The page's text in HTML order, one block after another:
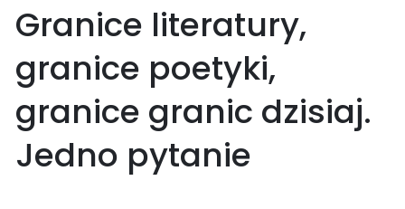
Granice literatury,
granice poetyki,
granice granic dzisiaj.
Jedno pytanie